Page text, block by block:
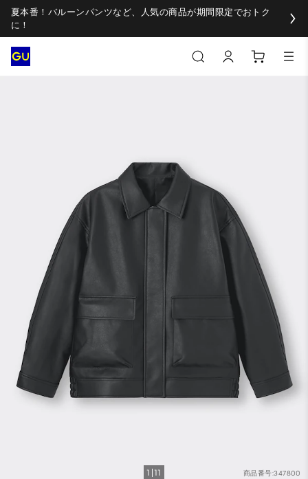
夏本番！バルーンパンツなど、人気の商品が期間限定でおトク
に！
商品番号:347800
1 11